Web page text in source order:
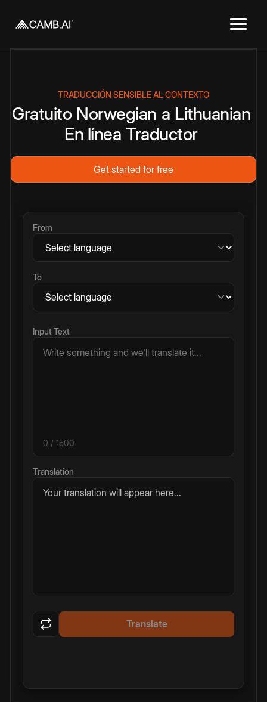
TRADUCCIÓN SENSIBLE AL CONTEXTO
Gratuito Norwegian a Lithuanian
En línea Traductor
Get started for free
From
To
Input Text
0 / 1500
Translation
Your translation will appear here...
Translate